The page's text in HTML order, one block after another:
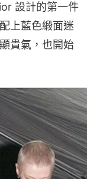
設計的第一件
上藍色緞面迷
貴氣，也開始